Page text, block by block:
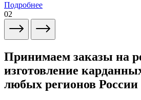
Подробнее
02
Принимаем заказы на
изготовление
любых регионов России